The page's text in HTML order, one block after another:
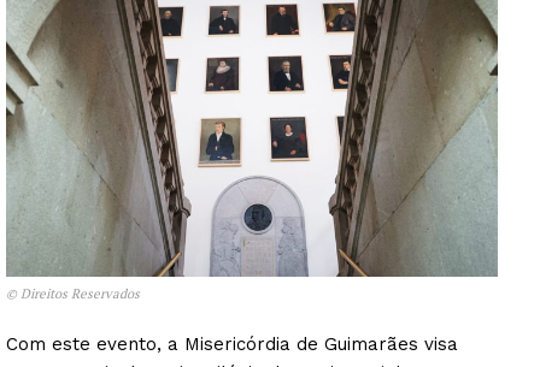
© Direitos Reservados
Com este evento, a Misericórdia de Guimarães visa